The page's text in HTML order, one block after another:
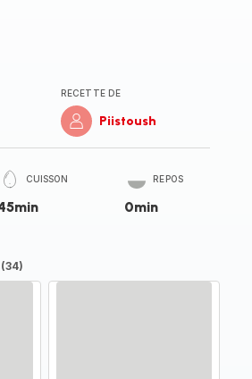
RECETTE DE
Piistoush
CUISSON REPOS
0min